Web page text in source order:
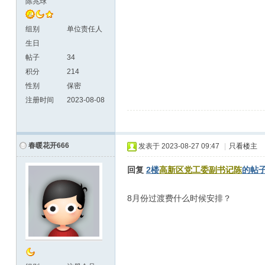
组别
单位责任人
生日
帖子
34
积分
214
性别
保密
注册时间
2023-08-08
春暖花开666 发表于 2023-08-27 09:47 只看楼主
回复 2楼高新区党工委副书记陈的帖
8月份过渡费什么时候安排？